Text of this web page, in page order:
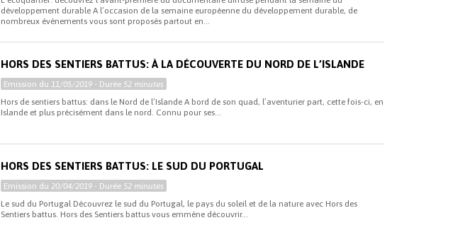
développement durable A l’occasion de la semaine européenne du développement durable, de
nombreux événements vous sont proposés partout en...
HORS DES SENTIERS BATTUS: À LA DÉCOUVERTE DU NORD DE L’ISLANDE
Emission du11/05/2019 - Durée 52 minutes
Hors de sentiers battus: dans le Nord de l’Islande A bord de son quad, l’aventurier part, cette fois-ci, en
Islande et plus précisément dans le nord. Connu pour ses...
HORS DES SENTIERS BATTUS: LE SUD DU PORTUGAL
Emission du 20/04/2019 - Durée 52 minutes
Le sud du Portugal Découvrez le sud du Portugal, le pays du soleil et de la nature avec Hors des
Sentiers battus. Hors des Sentiers battus vous emmène découvrir...